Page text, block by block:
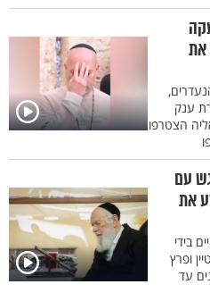
את
ענק
הצטרפו
עם
את
בידי
ופרץ
עד